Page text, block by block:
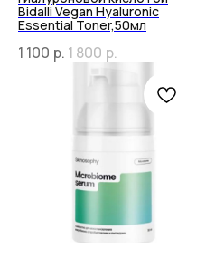
Bidalli Vegan Hyaluronic
Essential Toner,50мл
1 100 р.1 800р.